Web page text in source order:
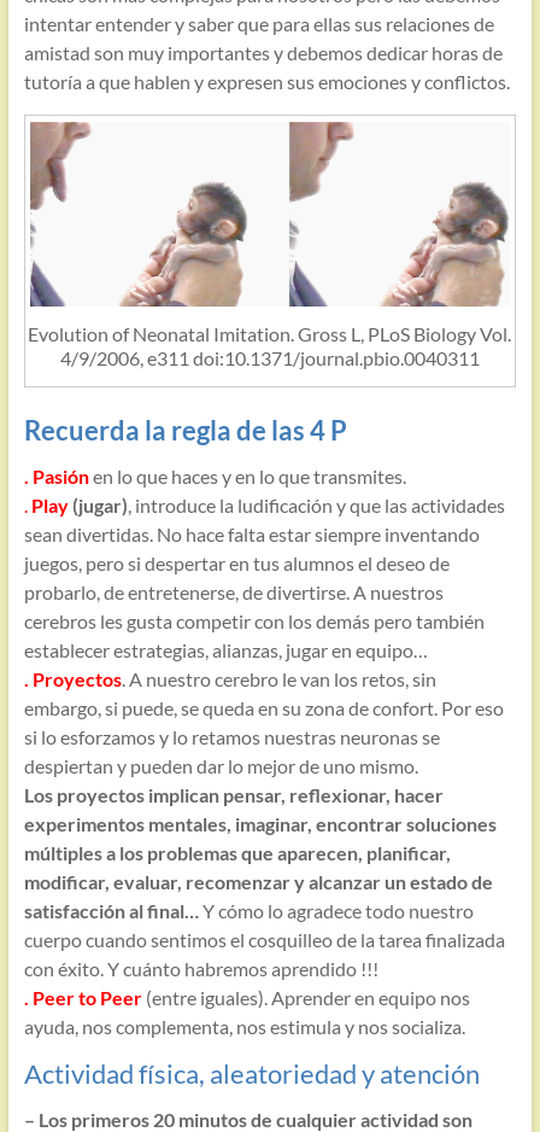
intentar entender y saber que para ellas sus relaciones de
amistad son muy importantes y debemos dedicar horas de
tutoría a que hablen y expresen sus emociones y conflictos.
Evolution of Neonatal Imitation. Gross L, PLoS Biology Vol.
4/9/2006, e311 doi:10.1371/journal.pbio.0040311
Recuerda la regla de las 4 P
. Pasiónen lo que haces y en lo que transmites.
Play(jugar) , introduce la ludificación y que las actividades
sean divertidas. No hace falta estar siempre inventando
juegos, pero si despertar en tus alumnos el deseo de
probarlo, de entretenerse, de divertirse. A nuestros
cerebros les gusta competir con los demás pero también
establecer estrategias, alianzas, jugar en equipo…
. Proyectos. A nuestro cerebro le van los retos, sin
embargo, si puede, se queda en su zona de confort. Por eso
si lo esforzamos y lo retamos nuestras neuronas se
despiertan y pueden dar lo mejor de uno mismo.
Los proyectos implican pensar, reflexionar, hacer
experimentos mentales, imaginar, encontrar soluciones
múltiples a los problemas que aparecen, planificar,
modificar, evaluar, recomenzar y alcanzar un estado de
satisfacción al final…
Y cómo lo agradece todo nuestro
cuerpo cuando sentimos el cosquilleo de la tarea finalizada
con éxito. Y cuánto habremos aprendido !!!
. Peer to Peer(entre iguales). Aprender en equipo nos
ayuda, nos complementa, nos estimula y nos socializa.
Actividad física, aleatoriedad y atención
– Los primeros 20 minutos de cualquier actividad son